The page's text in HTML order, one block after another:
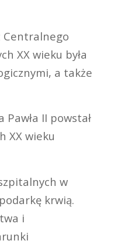
Centralnego
XX wieku była
a także
II powstał
XX wieku
w
krwią.
i